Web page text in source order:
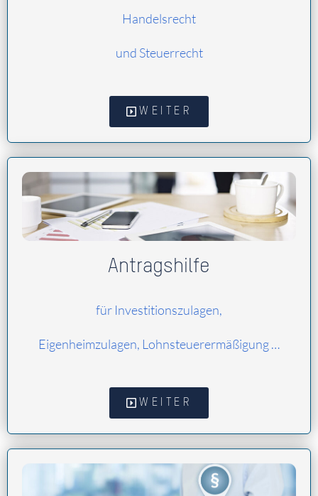
Handelsrecht
und Steuerrecht
WEITER
Antragshilfe
für Investitionszulagen,
Eigenheimzulagen, Lohnsteuerermäßigung …
WEITER